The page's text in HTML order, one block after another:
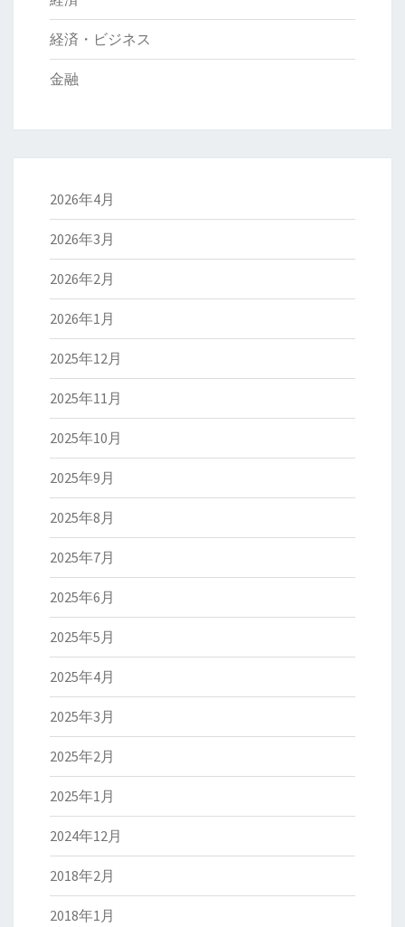
経済・ビジネス
金融
2026年4月
2026年3月
2026年2月
2026年1月
2025年12月
2025年11月
2025年10月
2025年9月
2025年8月
2025年7月
2025年6月
2025年5月
2025年4月
2025年3月
2025年2月
2025年1月
2024年12月
2018年2月
2018年1月